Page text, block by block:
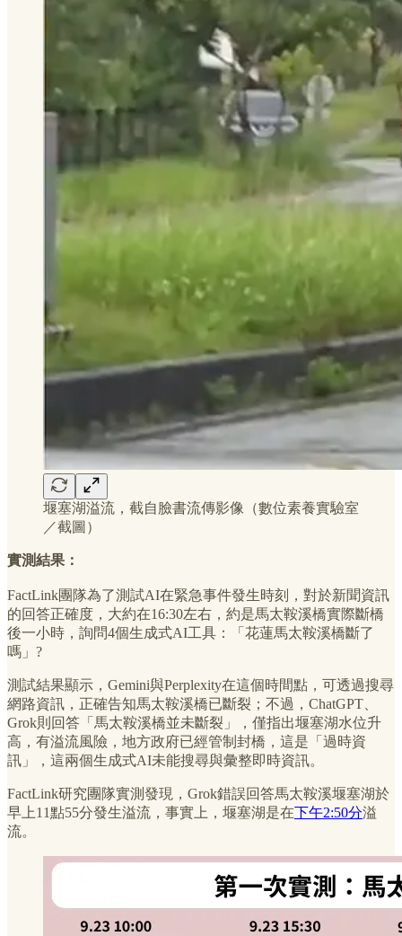
堰塞湖溢流，截自臉書流傳影像（數位素養實驗室
／截圖）
實測結果：
FactLink團隊為了測試AI在緊急事件發生時刻，對於新聞資訊
的回答正確度，大約在16:30左右，約是馬太鞍溪橋實際斷橋
後一小時，詢問4個生成式AI工具：「花蓮馬太鞍溪橋斷了
嗎」?
測試結果顯示，Gemini與Perplexity在這個時間點，可透過搜尋
網路資訊，正確告知馬太鞍溪橋已斷裂；不過，ChatGPT、
Grok則回答「馬太鞍溪橋並未斷裂」，僅指出堰塞湖水位升
高，有溢流風險，地方政府已經管制封橋，這是「過時資
訊」，這兩個生成式AI未能搜尋與彙整即時資訊。
FactLink研究團隊實測發現，Grok錯誤回答馬太鞍溪堰塞湖於
早上11點55分發生溢流，事實上，堰塞湖是在下午2:50分溢
流。